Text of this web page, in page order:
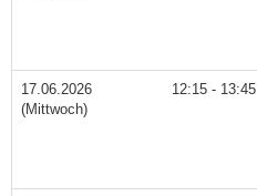
17.06.2026
(Mittwoch)
12:15 - 13:45